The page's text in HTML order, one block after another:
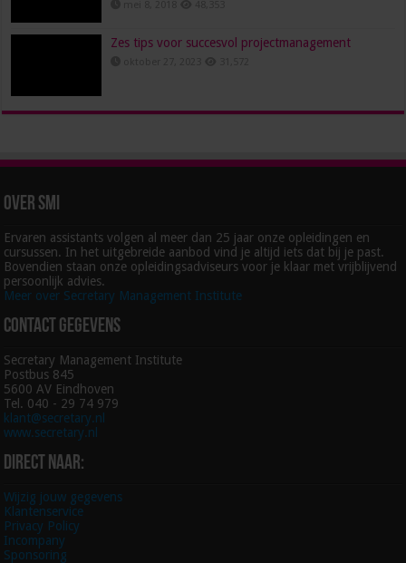
Zes tips voor succesvol projectmanagement
Over SMI
Ervaren assistants volgen al meer dan 25 jaar onze opleidingen en
cursussen. In het uitgebreide aanbod vind je altijd iets dat bij je past.
Bovendien staan onze opleidingsadviseurs voor je klaar met vrijblijvend
persoonlijk advies.
Meer over Secretary Management Institute
Contact gegevens
Secretary Management Institute
Postbus 845
5600 AV Eindhoven
Tel. 040 - 29 74 979
klant@secretary.nl
www.secretary.nl
Direct naar:
Wijzig jouw gegevens
Klantenservice
Privacy Policy
Incompany
Sponsoring